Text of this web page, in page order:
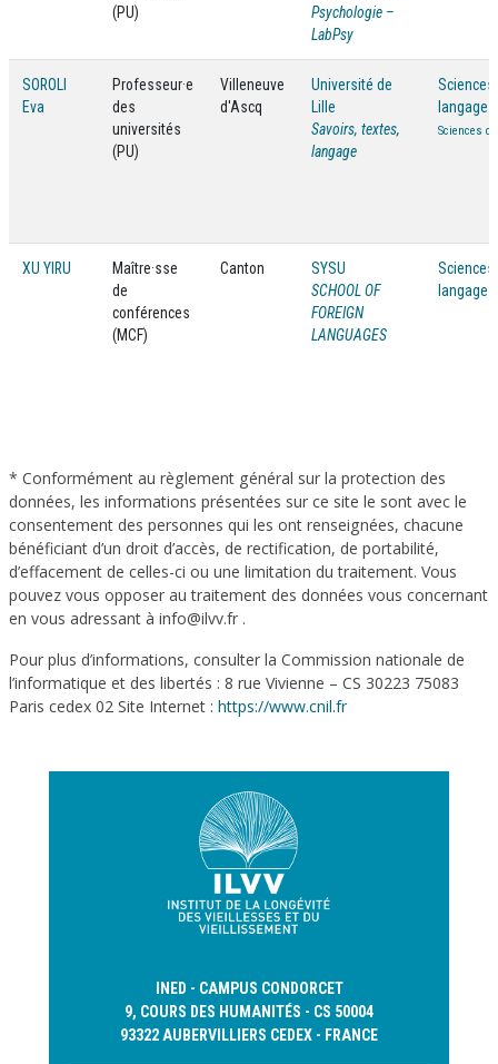
(PU)
Psychologie –
LabPsy
SOROLI
Eva
Professeur·e
des
universités
(PU)
Villeneuve
d'Ascq
Université de
Lille
Savoirs, textes,
langage
Sciences
langage
Sciences
XU YIRU
Maître·sse
de
conférences
(MCF)
Canton
SYSU
SCHOOL OF
FOREIGN
LANGUAGES
Sciences
langage
* Conformément au règlement général sur la protection des
données, les informations présentées sur ce site le sont avec le
consentement des personnes qui les ont renseignées, chacune
bénéficiant d’un droit d’accès, de rectification, de portabilité,
d’effacement de celles-ci ou une limitation du traitement. Vous
pouvez vous opposer au traitement des données vous concernant
en vous adressant à info@ilvv.fr .
Pour plus d’informations, consulter la Commission nationale de
l’informatique et des libertés : 8 rue Vivienne – CS 30223 75083
Paris cedex 02 Site Internet : https://www.cnil.fr
INED - CAMPUS CONDORCET
9, COURS DES HUMANITÉS - CS 50004
93322 AUBERVILLIERS CEDEX - FRANCE